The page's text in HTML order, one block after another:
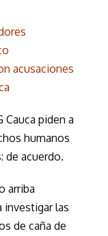
acusaciones
Cauca piden a
humanos
de acuerdo.
arriba
investigar las
de caña de